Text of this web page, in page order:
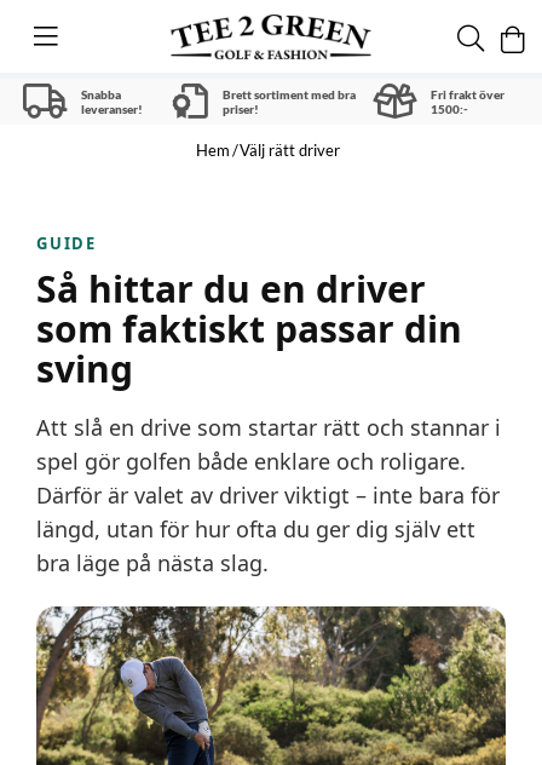
Snabba
leveranser!
Brett sortiment med bra
priser!
Fri frakt över
1500:-
Hem Välj rätt driver
GUIDE
Så hittar du en driver
som faktiskt passar din
sving
Att slå en drive som startar rätt och stannar i
spel gör golfen både enklare och roligare.
Därför är valet av driver viktigt – inte bara för
längd, utan för hur ofta du ger dig själv ett
bra läge på nästa slag.